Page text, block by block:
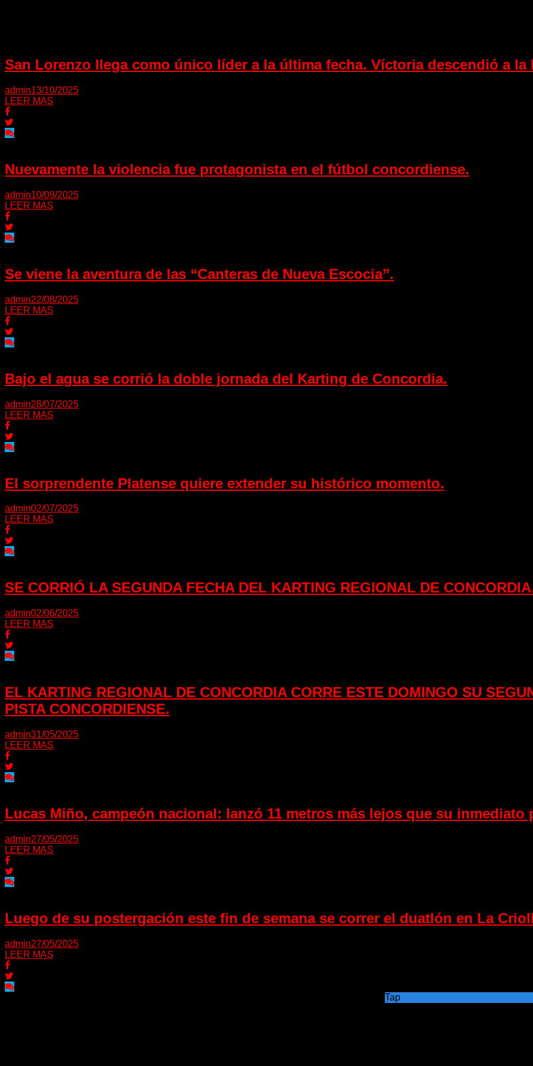
San Lorenzo llega como único líder a la última fecha. Víctoria descendió a la
admin13/10/2025
LEER MAS
Nuevamente la violencia fue protagonista en el fútbol concordiense.
admin10/09/2025
LEER MAS
Se viene la aventura de las “Canteras de Nueva Escocia”.
admin22/08/2025
LEER MAS
Bajo el agua se corrió la doble jornada del Karting de Concordia.
admin28/07/2025
LEER MAS
El sorprendente Platense quiere extender su histórico momento.
admin02/07/2025
LEER MAS
SE CORRIÓ LA SEGUNDA FECHA DEL KARTING REGIONAL DE
admin02/06/2025
LEER MAS
EL KARTING REGIONAL DE CONCORDIA CORRE ESTE DOMINGO SU
PISTA CONCORDIENSE.
admin31/05/2025
LEER MAS
Lucas Miño, campeón nacional: lanzó 11 metros más lejos que su inmediato
admin27/05/2025
LEER MAS
Luego de su postergación este fin de semana se correr el duatlón en La
admin27/05/2025
LEER MAS
Tap